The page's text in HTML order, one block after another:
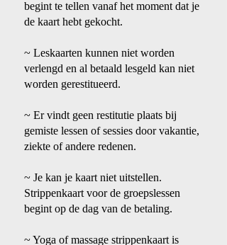
begint te tellen vanaf het moment dat je
de kaart hebt gekocht.
~ Leskaarten kunnen niet worden
verlengd en al betaald lesgeld kan niet
worden gerestitueerd.
~ Er vindt geen restitutie plaats bij
gemiste lessen of sessies door vakantie,
ziekte of andere redenen.
~ Je kan je kaart niet uitstellen.
Strippenkaart voor de groepslessen
begint op de dag van de betaling.
~ Yoga of massage strippenkaart is